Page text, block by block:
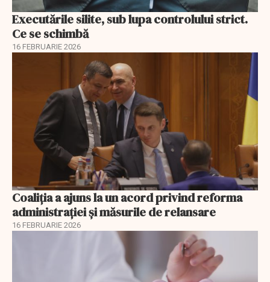
Executările silite, sub lupa controlului strict.
Ce se schimbă
16 FEBRUARIE 2026
Coaliția a ajuns la un acord privind reforma
administrației și măsurile de relansare
16 FEBRUARIE 2026